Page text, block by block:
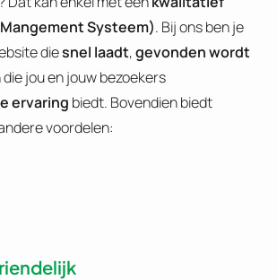
Systeem). Bij ons ben je
diesnel laadt,gevonden wordt
die jou en jouw bezoekers
ervaring biedt. Bovendien biedt
voordelen: